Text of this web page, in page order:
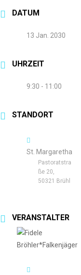
DATUM
13 Jan. 2030
UHRZEIT
9:30 - 11:00
STANDORT
St. Margaretha
Pastoratstra
ße 20,
50321 Brühl
VERANSTALTER